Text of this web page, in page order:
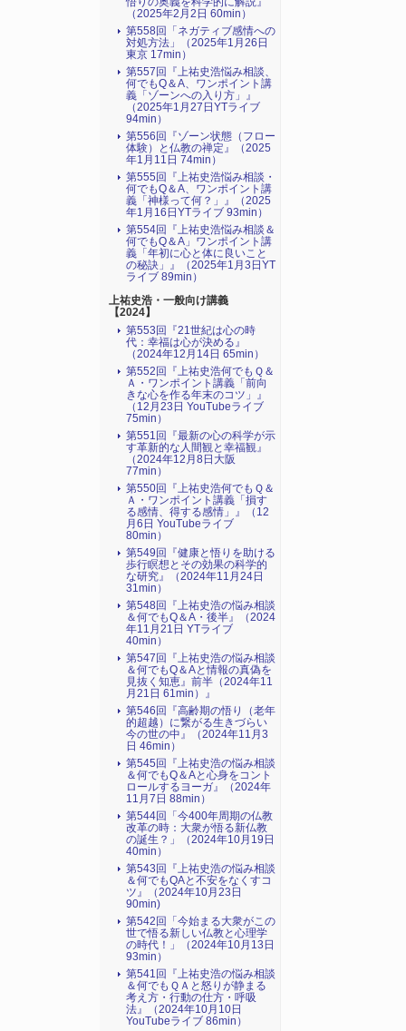
（2025年2月2日 60min）
第558回「ネガティブ感情への
対処方法」（2025年1月26日
東京 17min）
第557回『上祐史浩悩み相談、
何でもQ＆A、ワンポイント講
義「ゾーンへの入り方」』
（2025年1月27日YTライブ
94min）
第556回『ゾーン状態（フロー
体験）と仏教の禅定』（2025
年1月11日 74min）
第555回『上祐史浩悩み相談・
何でもQ＆A、ワンポイント講
義「神様って何？」』（2025
年1月16日YTライブ 93min）
第554回『上祐史浩悩み相談＆
何でもQ＆A」ワンポイント講
義「年初に心と体に良いこと
の秘訣」』（2025年1月3日YT
ライブ 89min）
上祐史浩・一般向け講義
【2024】
第553回『21世紀は心の時
代：幸福は心が決める』
（2024年12月14日 65min）
第552回『上祐史浩何でもＱ＆
Ａ・ワンポイント講義「前向
きな心を作る年末のコツ」』
（12月23日 YouTubeライブ
75min）
第551回『最新の心の科学が示
す革新的な人間観と幸福観』
（2024年12月8日大阪
77min）
第550回『上祐史浩何でもＱ＆
Ａ・ワンポイント講義「損す
る感情、得する感情」』（12
月6日 YouTubeライブ
80min）
第549回『健康と悟りを助ける
歩行瞑想とその効果の科学的
な研究』（2024年11月24日
31min）
第548回『上祐史浩の悩み相談
＆何でもQ＆A・後半』（2024
年11月21日 YTライブ
40min）
第547回『上祐史浩の悩み相談
＆何でもQ＆Aと情報の真偽を
見抜く知恵』前半（2024年11
月21日 61min）』
第546回『高齢期の悟り（老年
的超越）に繋がる生きづらい
今の世の中』（2024年11月3
日 46min）
第545回『上祐史浩の悩み相談
＆何でもQ＆Aと心身をコント
ロールするヨーガ』（2024年
11月7日 88min）
第544回「今400年周期の仏教
改革の時：大衆が悟る新仏教
の誕生？」（2024年10月19日
40min）
第543回『上祐史浩の悩み相談
＆何でもQAと不安をなくすコ
ツ』（2024年10月23日
90min)
第542回「今始まる大衆がこの
世で悟る新しい仏教と心理学
の時代！」（2024年10月13日
93min）
第541回『上祐史浩の悩み相談
＆何でもＱＡと怒りが静まる
考え方・行動の仕方・呼吸
法』（2024年10月10日
YouTubeライブ 86min）